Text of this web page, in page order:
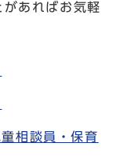
あればお気軽
相談員・保育